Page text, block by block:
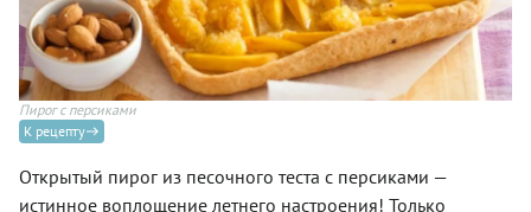
Пирог с персиками
К рецепту
Открытый пирог из песочного теста с персиками —
истинное воплощение летнего настроения! Только